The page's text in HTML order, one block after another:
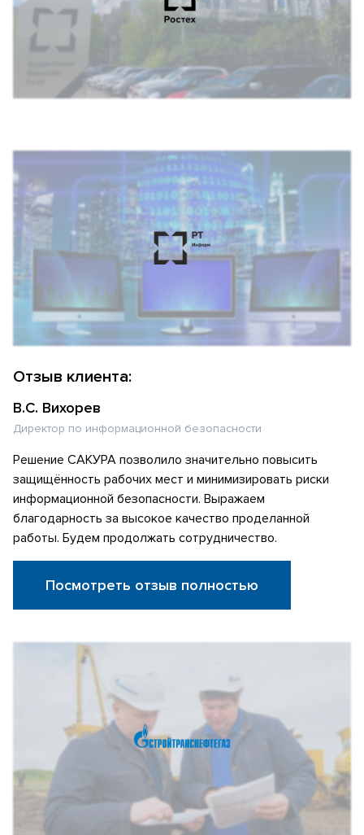
Отзыв клиента:
В.С. Вихорев
Директор по информационной безопасности
Решение САКУРА позволило значительно повысить
защищённость рабочих мест и минимизировать риски
информационной безопасности. Выражаем
благодарность за высокое качество проделанной
работы. Будем продолжать сотрудничество.
Посмотреть отзыв полностью